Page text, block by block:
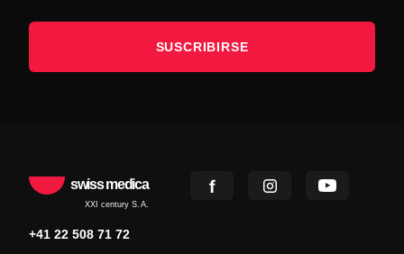
SUSCRIBIRSE
swiss medica
XXI century S.A.
+41 22 508 71 72